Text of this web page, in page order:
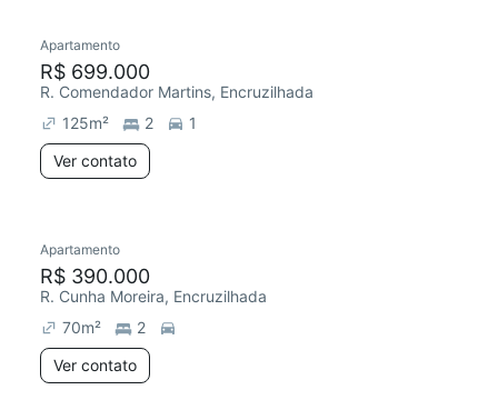
Apartamento
R$ 699.000
R. Comendador Martins, Encruzilhada
125m² 2
1
Ver contato
Apartamento
R$ 390.000
R. Cunha Moreira, Encruzilhada
70m²
2
Ver contato